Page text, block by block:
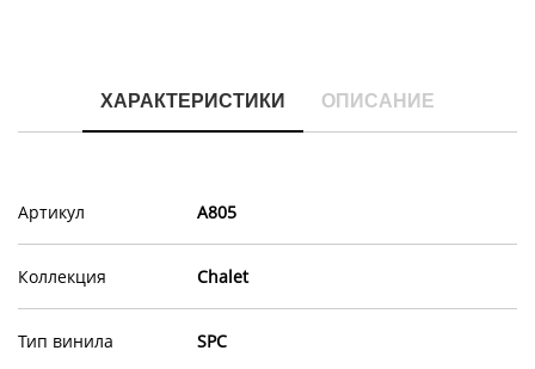
ХАРАКТЕРИСТИКИ ОПИСАНИЕ
Артикул A805
Коллекция Chalet
Тип винила SPC